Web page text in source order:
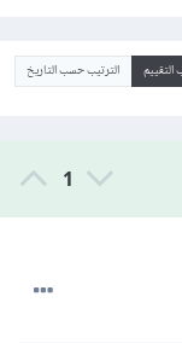
الترتيب حسب التاريخ
1